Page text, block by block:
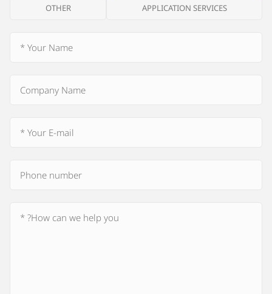
APPLICATION SERVICES
OTHER